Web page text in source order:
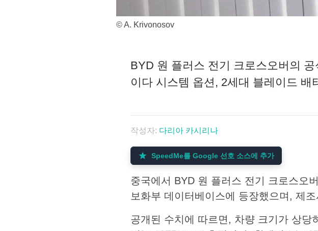
© A. Krivonosov
BYD 원 플러스 전기 크로스오버의
이다 시스템 옵션, 2세대 블레이드
작성자: 다리아 카시리나
SpeedMe를 Google 선호 소스에 추가
중국에서 BYD 원 플러스 전기 크로스오
보화부 데이터베이스에 등장했으며, 제
공개된 수치에 따르면, 차량 크기가 상